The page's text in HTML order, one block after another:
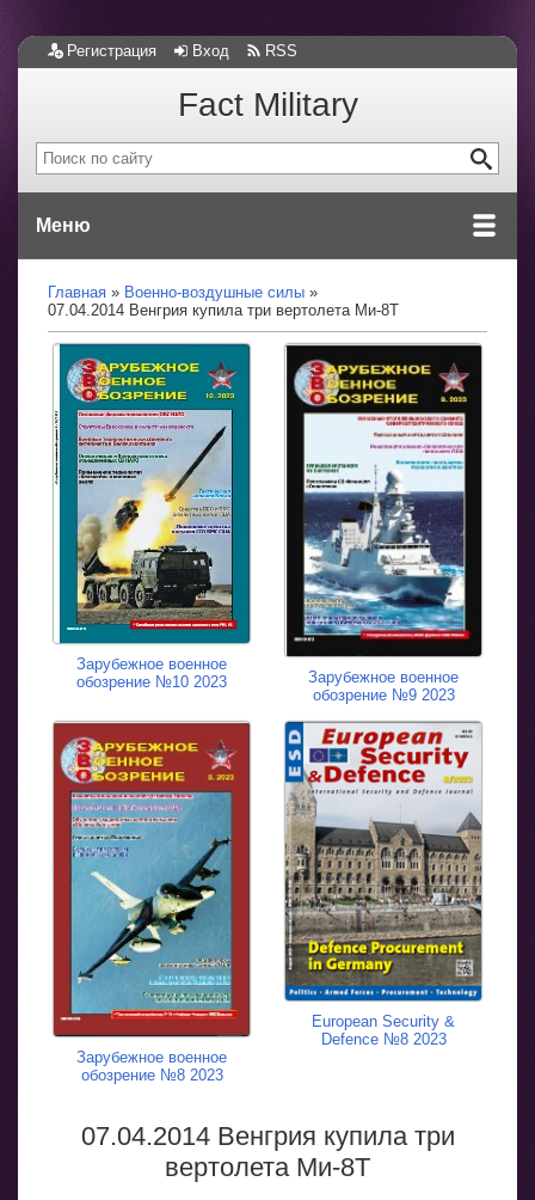
Регистрация Вход RSS
Fact Military
Меню
Главная
Военно-воздушные силы
07.04.2014 Венгрия купила три вертолета Ми-8Т
Зарубежное военное
обозрение №10 2023
Зарубежное военное
обозрение №9 2023
Зарубежное военное
обозрение №8 2023
European Security &
Defence №8 2023
07.04.2014 Венгрия купила три
вертолета Ми-8Т